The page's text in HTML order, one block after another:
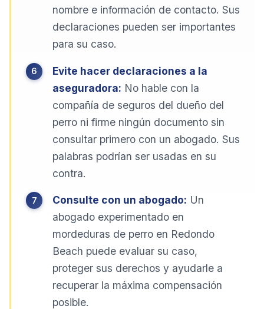
nombre e información de contacto. Sus
declaraciones pueden ser importantes
para su caso.
Evite hacer declaraciones a la
aseguradora: No hable con la
compañía de seguros del dueño del
perro ni firme ningún documento sin
consultar primero con un abogado. Sus
palabras podrían ser usadas en su
contra.
Consulte con un abogado: Un
abogado experimentado en
mordeduras de perro en Redondo
Beach puede evaluar su caso,
proteger sus derechos y ayudarle a
recuperar la máxima compensación
posible.